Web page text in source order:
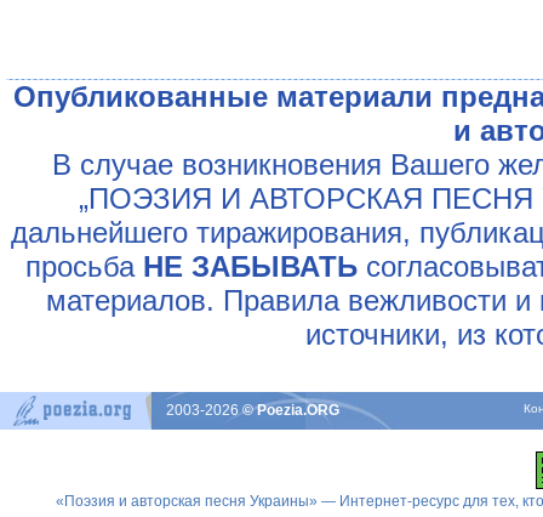
Опубликованные материали
и
В случае возникновения Вашего
„ПОЭЗИЯ И АВТОРСКАЯ ПЕСНЯ
дальнейшего тиражирования,
просьба НЕ ЗАБЫВАТЬ
материалов. Правила вежливости и
источники, из
2003-2026© Poezia.ORG
«Поэзия и авторская песня Украины» — Интернет-ресурс для тех,